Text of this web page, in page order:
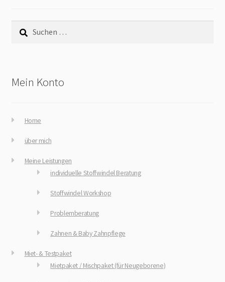
Suchen
nach:
Mein Konto
Home
über mich
Meine Leistungen
individuelle Stoffwindel Beratung
Stoffwindel Workshop
Problemberatung
Zahnen & Baby Zahnpflege
Miet- & Testpaket
Mietpaket / Mischpaket (für Neugeborene)